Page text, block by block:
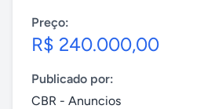
Preço:
R$ 240.000,00
Publicado por:
CBR - Anuncios